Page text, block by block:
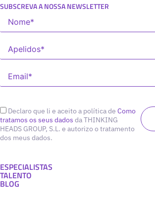
SUBSCREVA A NOSSA NEWSLETTER
Declaro que li e aceito a política de Como
tratamos os seus dados da THINKING
HEADS GROUP, S.L. e autorizo o tratamento
dos meus dados.
ESPECIALISTAS
TALENTO
BLOG